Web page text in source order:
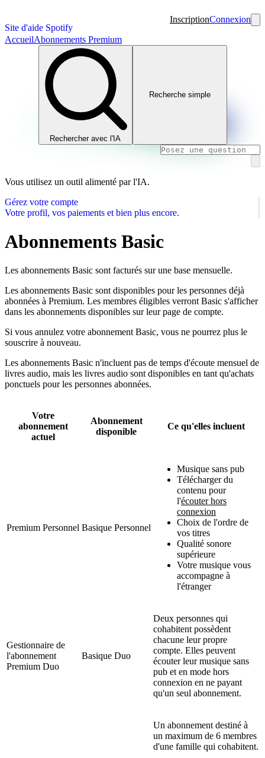
Site d'aide Spotify
InscriptionConnexion
AccueilAbonnements Premium
Rechercher avec l'IA
Recherche simple
Vous utilisez un outil alimenté par l'IA.
Gérez votre compte
Votre profil, vos paiements et bien plus encore.
Abonnements Basic
Les abonnements Basic sont facturés sur une base mensuelle.
Les abonnements Basic sont disponibles pour les personnes déjà
abonnées à Premium. Les membres éligibles verront Basic s'afficher
dans les abonnements disponibles sur leur page de compte.
Si vous annulez votre abonnement Basic, vous ne pourrez plus le
souscrire à nouveau.
Les abonnements Basic n'incluent pas de temps d'écoute mensuel de
livres audio, mais les livres audio sont disponibles en tant qu'achats
ponctuels pour les personnes abonnées.
Votre
abonnement
actuel
Abonnement
disponible
Ce qu'elles incluent
Premium Personnel Basique Personnel
Musique sans pub
Télécharger du
contenu pour
l'écouter hors
connexion
Choix de l'ordre de
vos titres
Qualité sonore
supérieure
Votre musique vous
accompagne à
l'étranger
Gestionnaire de
l'abonnement
Premium Duo
Basique Duo
Deux personnes qui
cohabitent possèdent
chacune leur propre
compte. Elles peuvent
écouter leur musique sans
pub et en mode hors
connexion en ne payant
qu'un seul abonnement.
Un abonnement destiné à
un maximum de 6 membres
d'une famille qui cohabitent.